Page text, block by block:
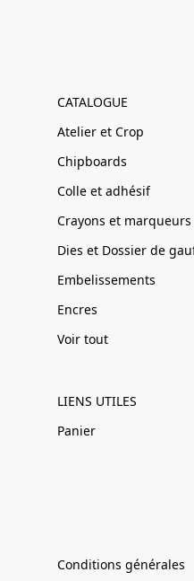
CATALOGUE
Atelier et Crop
Chipboards
Colle et adhésif
Crayons et marqueurs
Dies et Dossier de
Embelissements
Encres
Voir tout
LIENS UTILES
Panier
Conditions générales